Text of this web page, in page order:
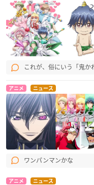
これが、俗にいう「鬼
アニメ ニュース
ワンパンマンかな
アニメ ニュース